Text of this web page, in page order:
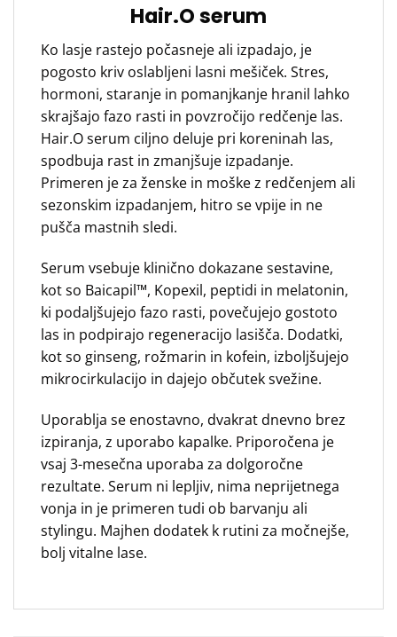
Hair.O serum
Ko lasje rastejo počasneje ali izpadajo, je
pogosto kriv oslabljeni lasni mešiček. Stres,
hormoni, staranje in pomanjkanje hranil lahko
skrajšajo fazo rasti in povzročijo redčenje las.
Hair.O serum ciljno deluje pri koreninah las,
spodbuja rast in zmanjšuje izpadanje.
Primeren je za ženske in moške z redčenjem ali
sezonskim izpadanjem, hitro se vpije in ne
pušča mastnih sledi.
Serum vsebuje klinično dokazane sestavine,
kot so Baicapil™, Kopexil, peptidi in melatonin,
ki podaljšujejo fazo rasti, povečujejo gostoto
las in podpirajo regeneracijo lasišča. Dodatki,
kot so ginseng, rožmarin in kofein, izboljšujejo
mikrocirkulacijo in dajejo občutek svežine.
Uporablja se enostavno, dvakrat dnevno brez
izpiranja, z uporabo kapalke. Priporočena je
vsaj 3-mesečna uporaba za dolgoročne
rezultate. Serum ni lepljiv, nima neprijetnega
vonja in je primeren tudi ob barvanju ali
stylingu. Majhen dodatek k rutini za močnejše,
bolj vitalne lase.